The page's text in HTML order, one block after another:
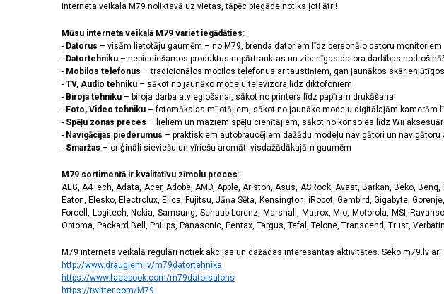
2622 x 1206 pikseļi (3)
2670 x 1200 pikseļi (3)
2712 x 1220 pikseļi (8)
2772 x 1280 pikseļi (1)
2778 x 1284 pikseļi (5)
2780 x 1264 pikseļi
(1)
2796 x 1290 pikseļi
(11)
2800 x 1272 pikseļi (1)
2800 x 1280 pikseļi (2)
2868 x 1320 pikseļi
3120 x 1440 pikseļi (42)
320 x 240 pikseļi (14)
3200 x 1140 pikseļi (1)
720 x 1600 pikseļi
(2)
Skārienjūtīgais
interneta veikala M79 noliktavā uz vietas, tāpēc piegāde notiks ļoti ātri!
Mūsu interneta veikalā M79 variet iegādāties:
- Datorus – visām lietotāju gaumēm – no M79, brenda datoriem līdz personālo datoru monitoriem
- Datortehniku – nepieciešamos produktus nepārtrauktas un zibenīgas datora darbības
- Mobilos telefonus – tradicionālos mobilos telefonus ar taustiņiem, gan jaunākos
- TV, Audio tehniku – sākot no jaunāko modeļu televizora līdz diktofoniem
- Biroja tehniku – biroja darba atvieglošanai, sākot no printera līdz papīram drukāšanai
- Foto, Video tehniku – fotomākslas mīļotājiem, sākot no jaunāko modeļu digitālajām kamerām
- Spēļu zonas preces – lieliem un maziem spēļu cienītājiem, sākot no konsoles līdz Wii
- Navigācijas piederumus – praktiskiem autobraucējiem dažādu modeļu navigātori un navigātoru
- Smaržas – oriģināli sieviešu un vīriešu aromāti visdažādākajām gaumēm
M79 sortimentā ir kvalitatīvu zīmolu preces:
AEG, A4Tech, Adata, Acer, Adobe, AMD, Apple, Ariston, Asus, ASRock, Avast, Barkan, Beko,
Eaton, Elesko, Electrolux, Elica, Fujitsu, Jāņa Sēta, Kensington, iRobot, Gembird, Gigabyte,
Forcell, Logitech, Nokia, Samsung, Schaub Lorenz, Marshall, Matrox, Mio, Motorola, MSI,
Optoma, Packard Bell, Philips, Panasonic, Pentax, Targus, Tefal, Telone, Transcend, Trust,
M79 interneta veikalā regulāri notiek akcijas un dažādas interesantas aktivitātes. Seko m79.lv
http://www.draugiem.lv/m79datortehnika
https://www.facebook.com/m79datorsalons
https://twitter.com/M79